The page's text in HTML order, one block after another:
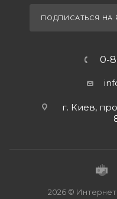
ПОДПИСАТЬСЯ НА
0-
г. Киев,
2026 © Интернет